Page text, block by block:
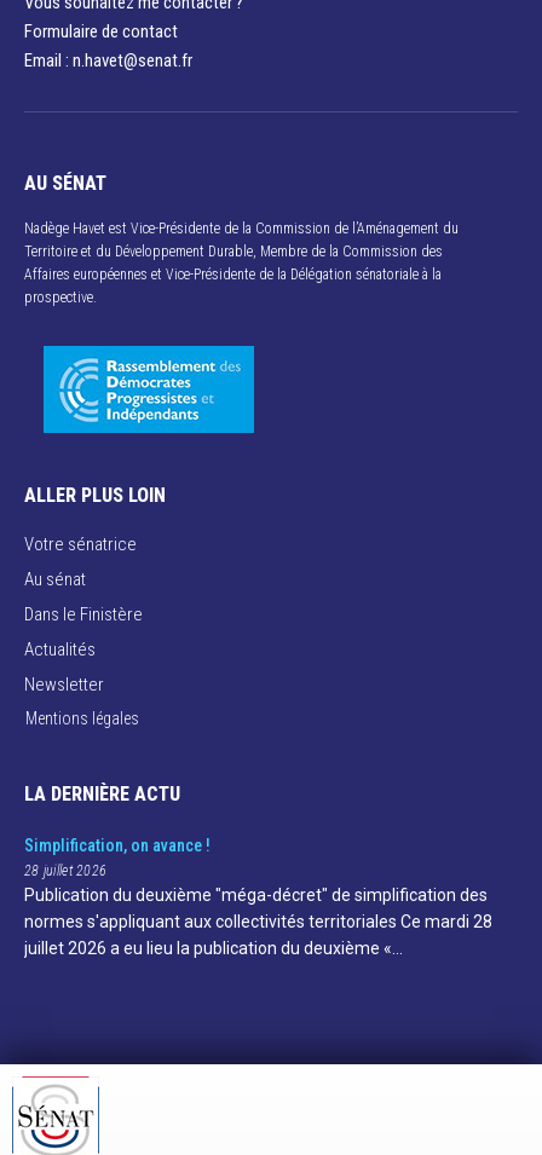
Formulaire de contact
Email : n.havet@senat.fr​
AU SÉNAT
Nadège Havet est Vice-Présidente de la Commission de l’Aménagement du
Territoire et du Développement Durable, Membre de la Commission des
Affaires européennes et Vice-Présidente de la Délégation sénatoriale à la
prospective.
ALLER PLUS LOIN
Votre sénatrice
Au sénat
Dans le Finistère
Actualités
Newsletter
Mentions légales
LA DERNIÈRE ACTU
Simplification, on avance !
28 juillet 2026
Publication du deuxième "méga-décret" de simplification des
normes s'appliquant aux collectivités territoriales Ce mardi 28
juillet 2026 a eu lieu la publication du deuxième «…